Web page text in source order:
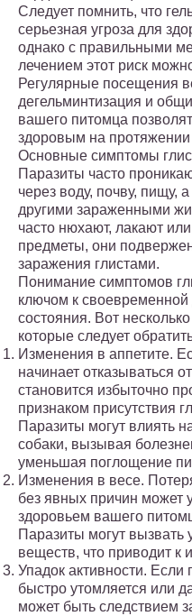
Следует помнить, что
серьезная угроза для
однако с правильными
лечением этот риск
Регулярные посещения
дегельминтизация и
вашего питомца
здоровым на протяжении
Основные симптомы
Паразиты часто
через воду, почву, пищу,
другими зараженными
часто нюхают, лакают
предметы, они
заражения глистами.
Понимание симптомов
ключом к своевременной
состояния. Вот
которые следует
Изменения в аппетите.
начинает отказываться
становится избыточно
признаком присутствия
Паразиты могут влиять
собаки, вызывая
уменьшая поглощение
Изменения в весе.
без явных причин может
здоровьем вашего
Паразиты могут
веществ, что приводит к
Упадок активности.
быстро утомляется или
может быть следствием